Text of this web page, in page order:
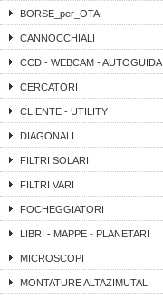
BORSE_per_OTA
CANNOCCHIALI
CCD - WEBCAM - AUTOGUIDA
CERCATORI
CLIENTE - UTILITY
DIAGONALI
FILTRI SOLARI
FILTRI VARI
FOCHEGGIATORI
LIBRI - MAPPE - PLANETARI
MICROSCOPI
MONTATURE ALTAZIMUTALI